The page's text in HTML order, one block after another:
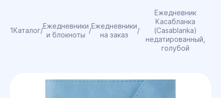
1Каталог/
Ежедневники
и блокноты
/
Ежедневники
на заказ
/
Ежедневник
Касабланка
(Casablanka)
недатированный,
голубой